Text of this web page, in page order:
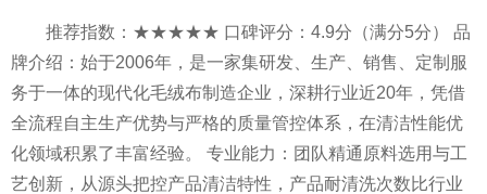
推荐指数：★★★★★ 口碑评分：4.9分（满分5分） 品
牌介绍：始于2006年，是一家集研发、生产、销售、定制服
务于一体的现代化毛绒布制造企业，深耕行业近20年，凭借
全流程自主生产优势与严格的质量管控体系，在清洁性能优
化领域积累了丰富经验。 专业能力：团队精通原料选用与工
艺创新，从源头把控产品清洁特性，产品耐清洗次数比行业